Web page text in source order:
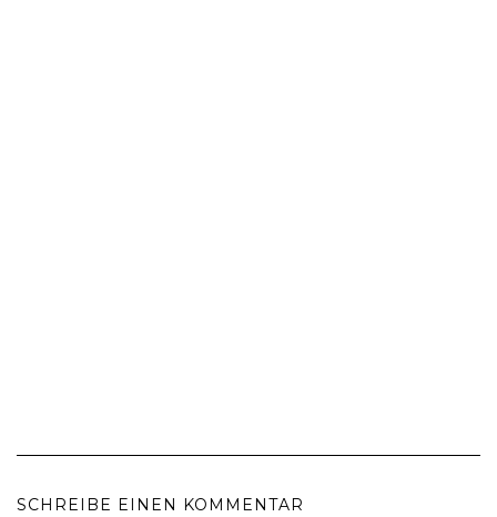
SCHREIBE EINEN KOMMENTAR